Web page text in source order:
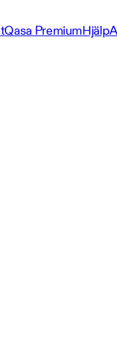
Qasa PremiumHjälp